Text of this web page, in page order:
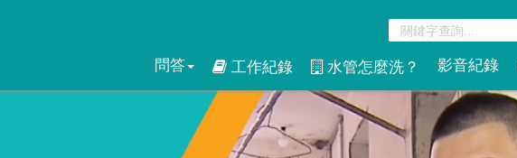
問答
工作紀錄 水管怎麼洗？ 影音紀錄